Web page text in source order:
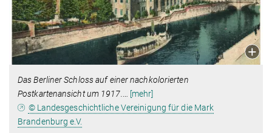
Das Berliner Schloss auf einer nachkolorierten
Postkartenansicht um 1917.
[mehr]
© Landesgeschichtliche Vereinigung für die Mark
Brandenburg e.V.